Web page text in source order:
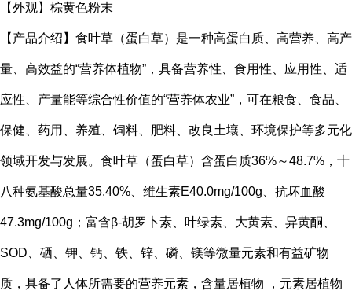
【外观】棕黄色粉末
【产品介绍】食叶草（蛋白草）是一种高蛋白质、高营养、高产
量、高效益的“营养体植物”，具备营养性、食用性、应用性、适
应性、产量能等综合性价值的“营养体农业”，可在粮食、食品、
保健、药用、养殖、饲料、肥料、改良土壤、环境保护等多元化
领域开发与发展。食叶草（蛋白草）含蛋白质36%～48.7%，十
八种氨基酸总量35.40%、维生素E40.0mg/100g、抗坏血酸
47.3mg/100g；富含β-胡罗卜素、叶绿素、大黄素、异黄酮、
SOD、硒、钾、钙、铁、锌、磷、镁等微量元素和有益矿物
质，具备了人体所需要的营养元素，含量居植物 ，元素居植物